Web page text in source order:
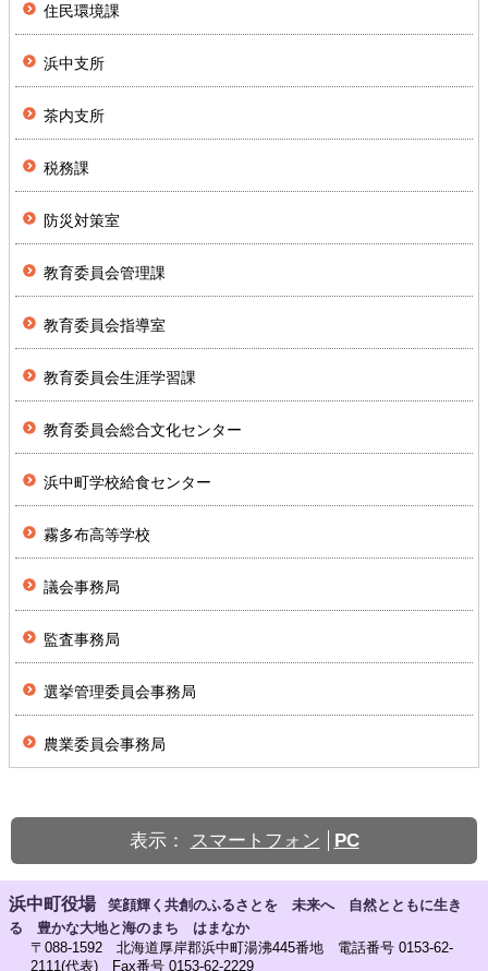
住民環境課
浜中支所
茶内支所
税務課
防災対策室
教育委員会管理課
教育委員会指導室
教育委員会生涯学習課
教育委員会総合文化センター
浜中町学校給食センター
霧多布高等学校
議会事務局
監査事務局
選挙管理委員会事務局
農業委員会事務局
表示： スマートフォン PC
浜中町役場
笑顔輝く共創のふるさとを 未来へ 自然とともに生き
る 豊かな大地と海のまち はまなか
〒088-1592 北海道厚岸郡浜中町湯沸445番地 電話番号 0153-62-
2111(代表) Fax番号 0153-62-2229